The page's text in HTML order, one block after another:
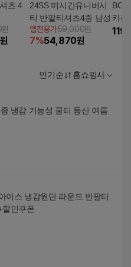
츠 4
원
24SS 미시간유니버시
티 반팔티셔츠4종 남성
앱전용가59,000원
7%54,870원
카라
인기순 홈쇼핑사
냉감 기능성 쿨티 등산 여름
이스 냉감원단 라운드 반팔티
할인쿠폰